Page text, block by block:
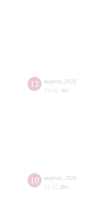
12 марта
2026
14:00 Чт
10 марта
2026
15:30 Вт